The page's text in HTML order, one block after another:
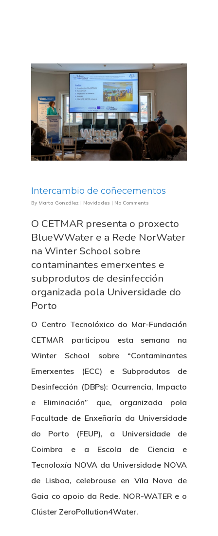
Intercambio de coñecementos
By Marta González | Novidades | No Comments
O CETMAR presenta o proxecto
BlueWWater e a Rede NorWater
na Winter School sobre
contaminantes emerxentes e
subprodutos de desinfección
organizada pola Universidade do
Porto
O Centro Tecnolóxico do Mar-Fundación
CETMAR participou esta semana na
Winter School sobre “Contaminantes
Emerxentes (ECC) e Subprodutos de
Desinfección (DBPs): Ocurrencia, Impacto
e Eliminación” que, organizada pola
Facultade de Enxeñaría da Universidade
do Porto (FEUP), a Universidade de
Coimbra e a Escola de Ciencia e
Tecnoloxía NOVA da Universidade NOVA
de Lisboa, celebrouse en Vila Nova de
Gaia co apoio da Rede. NOR-WATER e o
Clúster ZeroPollution4Water.